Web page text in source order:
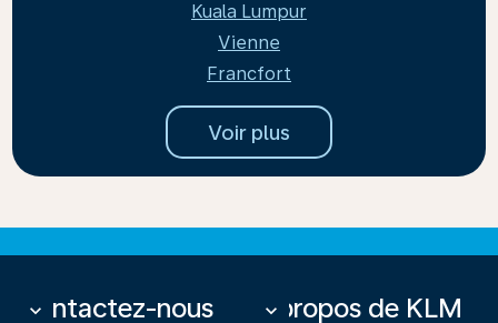
Kuala Lumpur
Vienne
Francfort
Voir plus
Contactez-nous
keyboard_arrow_down À propos de KLM
keyboard_arrow_down